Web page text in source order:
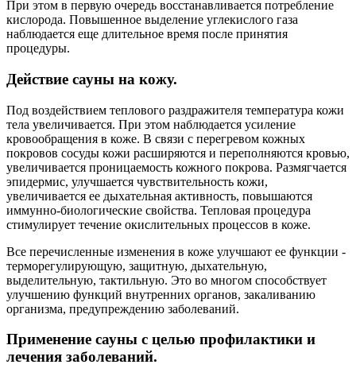
При этом в первую очередь восстанавливается потребление
кислорода. Повышенное выделение углекислого газа
наблюдается еще длительное время после принятия
процедуры.
Действие сауны на кожу.
Под воздействием теплового раздражителя температура кожи
тела увеличивается. При этом наблюдается усиление
кровообращения в коже. В связи с перегревом кожных
покровов сосуды кожи расширяются и переполняются кровью,
увеличивается проницаемость кожного покрова. Размягчается
эпидермис, улучшается чувствительность кожи,
увеличивается ее дыхательная активность, повышаются
иммунно-биологические свойства. Тепловая процедура
стимулирует течение окислительных процессов в коже.
Все перечисленные изменения в коже улучшают ее функции -
терморегулирующую, защитную, дыхательную,
выделительную, тактильную. Это во многом способствует
улучшению функций внутренних органов, закаливанию
организма, предупреждению заболеваний.
Применение сауны с целью профилактики и
лечения заболеваний.